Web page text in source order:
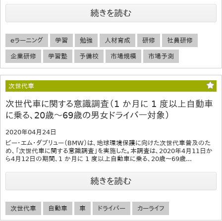
続きを読む
eラーニング 学習 勉強 人材育成 研修 社員研修
企業研修 学習塾 予備校 市場規模 市場予測
次世代車
次世代車に関する意識調査（1 か月に 1 度以上自動車
に乗る、20歳～69歳の男女ドライバー対象）
2020年04月24日
ビー・エム・ダブリュー（BMW）は、地球環境保護に向けた次世代車普及のた
め、「次世代車に関する意識調査」を実施した。本調査は、2020年4月11日か
ら4月12日の期間、1 か月に 1 度以上自動車に乗る、20歳～69歳...
続きを読む
次世代車 自動車 車 ドライバー カーライフ